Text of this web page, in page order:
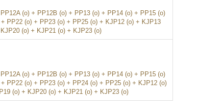
(o) + PP12B (o) + PP13 (o) + PP14 (o) + PP15 (o)
PP22 (o) + PP23 (o) + PP25 (o) + KJP12 (o) + KJP13
(o) + KJP21 (o) + KJP23 (o)
(o) + PP12B (o) + PP13 (o) + PP14 (o) + PP15 (o)
PP22 (o) + PP23 (o) + PP24 (o) + PP25 (o) + KJP12 (o)
(o) + KJP20 (o) + KJP21 (o) + KJP23 (o)